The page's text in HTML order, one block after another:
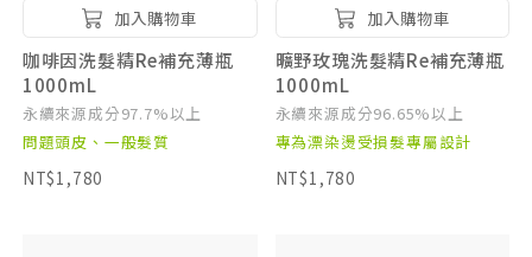
加入購物車
咖啡因洗髮精Re補充薄瓶
1000mL
永續來源成分97.7%以上
問題頭皮、一般髮質
NT$1,780
加入購物車
曠野玫瑰洗髮精Re補充薄瓶
1000mL
永續來源成分96.65%以上
專為漂染燙受損髮專屬設計
NT$1,780